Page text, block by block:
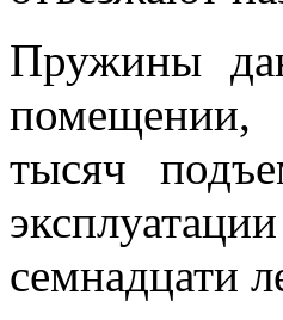
Пружины
помещении,
тысяч
семнадцати